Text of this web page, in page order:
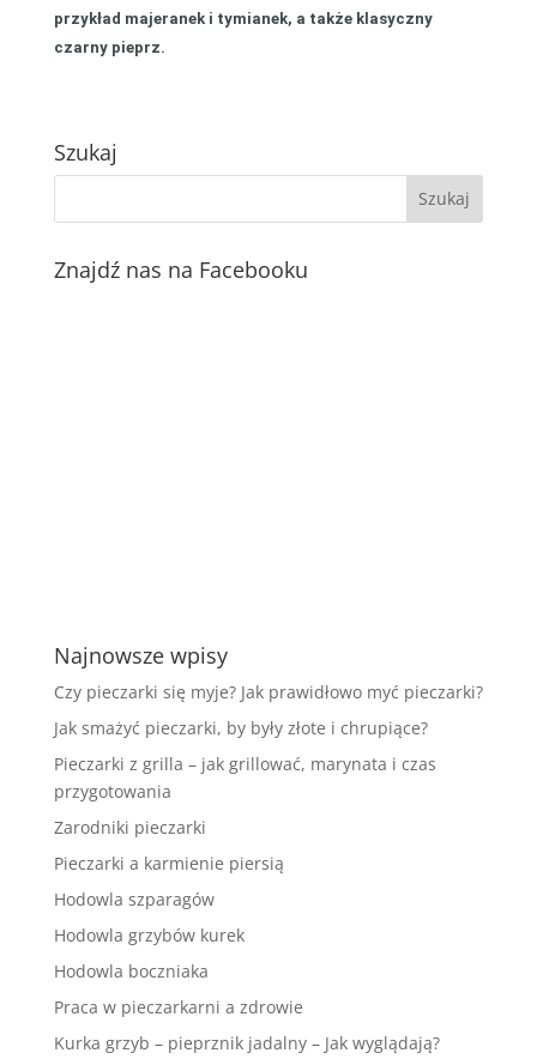
przykład majeranek i tymianek, a także klasyczny
czarny pieprz.
Szukaj
Znajdź nas na Facebooku
Najnowsze wpisy
Czy pieczarki się myje? Jak prawidłowo myć pieczarki?
Jak smażyć pieczarki, by były złote i chrupiące?
Pieczarki z grilla – jak grillować, marynata i czas
przygotowania
Zarodniki pieczarki
Pieczarki a karmienie piersią
Hodowla szparagów
Hodowla grzybów kurek
Hodowla boczniaka
Praca w pieczarkarni a zdrowie
Kurka grzyb – pieprznik jadalny – Jak wyglądają?